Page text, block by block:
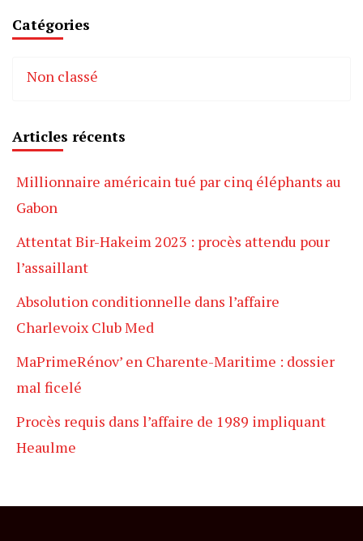
Catégories
Non classé
Articles récents
Millionnaire américain tué par cinq éléphants au
Gabon
Attentat Bir-Hakeim 2023 : procès attendu pour
l’assaillant
Absolution conditionnelle dans l’affaire
Charlevoix Club Med
MaPrimeRénov’ en Charente-Maritime : dossier
mal ficelé
Procès requis dans l’affaire de 1989 impliquant
Heaulme